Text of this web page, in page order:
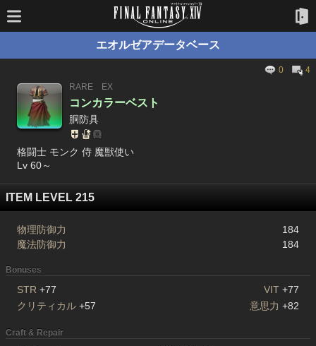
エオルゼアデータベース
0
4
RARE
EX
コンカラーベスト
胴防具
格闘士 モンク 侍 魔獣使い
Lv 60～
ITEM LEVEL 215
物理防御力
184
魔法防御力
184
Bonuses
STR +77 VIT +77
クリティカル +57 意思力 +82
Craft & Repair